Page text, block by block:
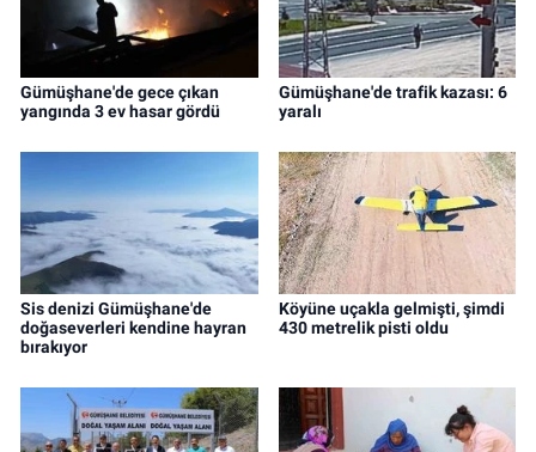
Gümüşhane'de gece çıkan
yangında 3 ev hasar gördü
Gümüşhane'de trafik kazası: 6
yaralı
Sis denizi Gümüşhane'de
doğaseverleri kendine hayran
bırakıyor
Köyüne uçakla gelmişti, şimdi
430 metrelik pisti oldu